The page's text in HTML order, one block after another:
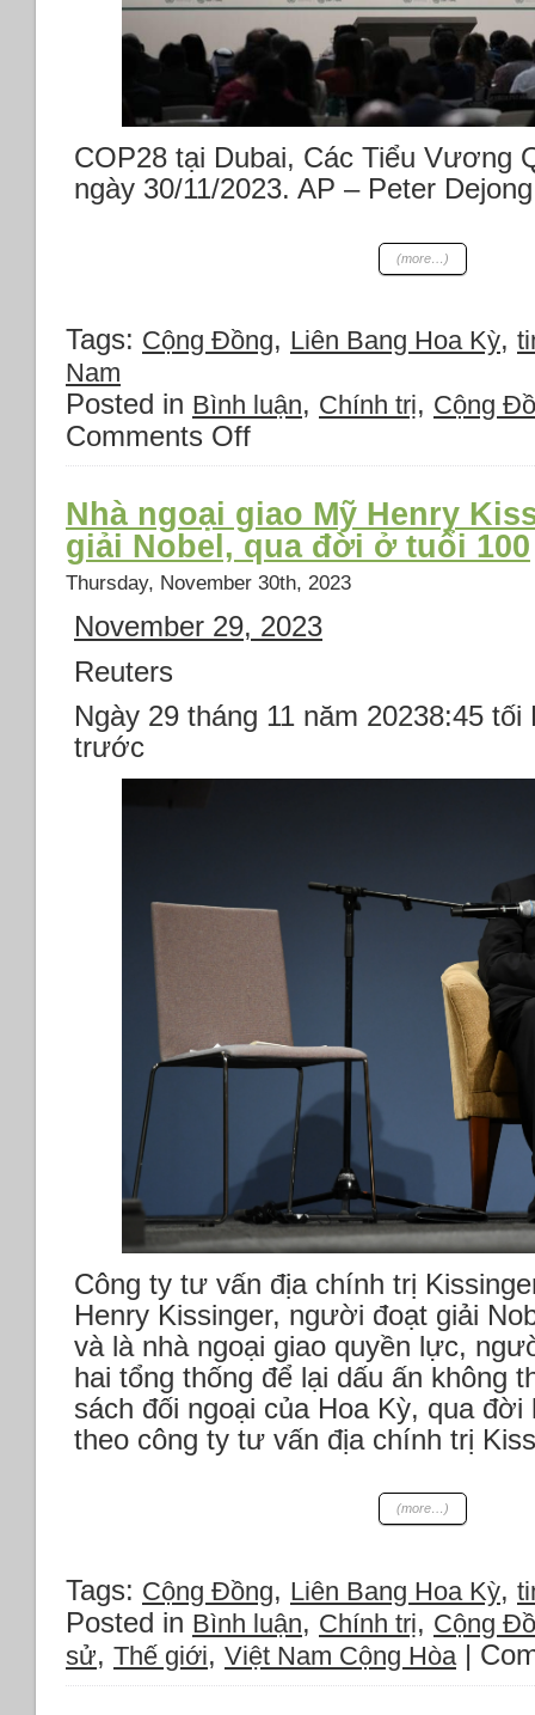
COP28 tại Dubai, Các Tiểu Vương
ngày 30/11/2023. AP – Peter
(more…)
Tags: Cộng Đồng, Liên Bang Hoa Kỳ,
Nam
Posted in Bình luận, Chính trị, Cộng
Comments Offon
Thứ
Năm
30/11/2023:
*Khai
Hội
nghị
‘‘quan
trưởng
Henry
Kissinger
qua
thọ
*Hamas
thả
thêm
con
tin.
mất
30
xe
tăng,
hơn
1.000
binh
tướng
Scholz
kêu
gọi
hỗ
Nhà ngoại giao Mỹ Henry
giải Nobel, qua đời ở tuổi 100
Thursday, November 30th, 2023
November 29, 2023
Reuters
Ngày 29 tháng 11 năm 20238:45
trước
Công ty tư vấn địa chính trị
Henry Kissinger, người đoạt giải
và là nhà ngoại giao quyền lực,
hai tổng thống để lại dấu ấn không
sách đối ngoại của Hoa Kỳ, qua
theo công ty tư vấn địa chính trị
(more…)
Tags: Cộng Đồng, Liên Bang Hoa Kỳ,
Posted in Bình luận, Chính trị, Cộng
sử, Thế giới, Việt Nam Cộng Hòa |